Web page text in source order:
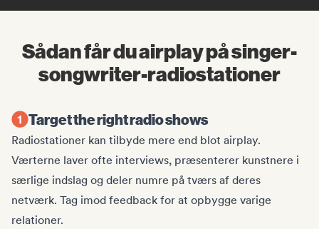
Sådan får du airplay på singer-
songwriter-radiostationer
Target the right radio shows
Radiostationer kan tilbyde mere end blot airplay.
Værterne laver ofte interviews, præsenterer kunstnere i
særlige indslag og deler numre på tværs af deres
netværk. Tag imod feedback for at opbygge varige
relationer.